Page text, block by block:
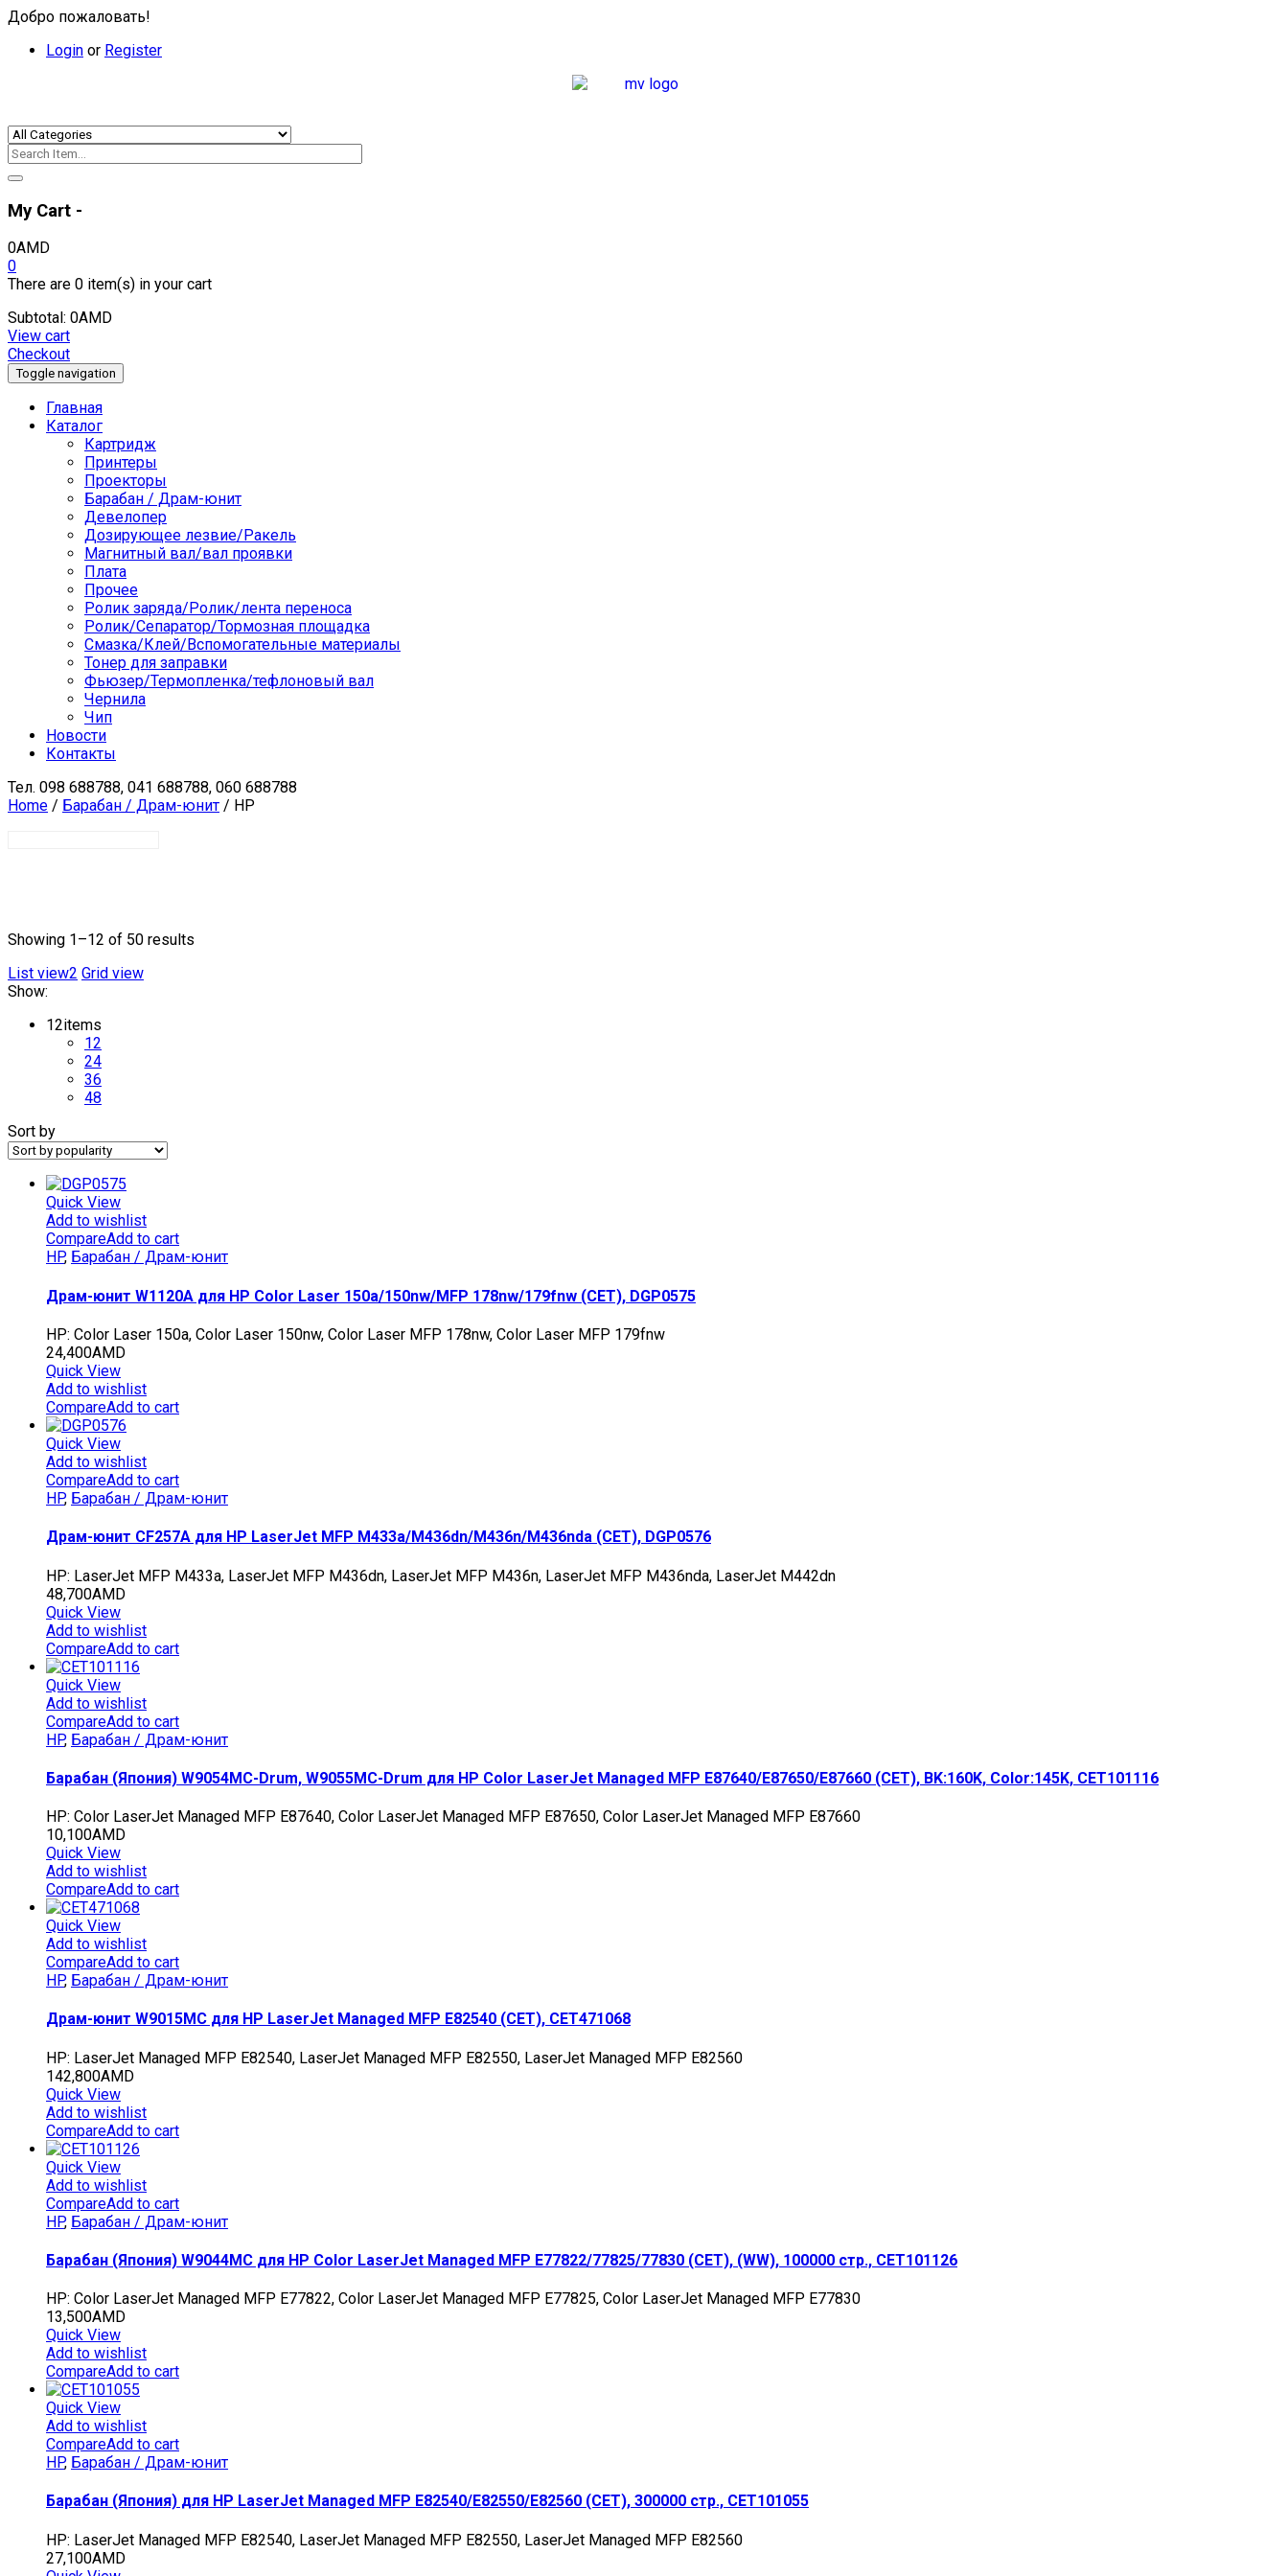
Добро пожаловать!
Login or Register
My Cart -
0AMD
0
There are 0 item(s) in your cart
Subtotal: 0AMD
View cart
Checkout
Toggle navigation
Главная
Каталог
Картридж
Принтеры
Проекторы
Барабан / Драм-юнит
Девелопер
Дозирующее лезвие/Ракель
Магнитный вал/вал проявки
Плата
Прочее
Ролик заряда/Ролик/лента переноса
Ролик/Сепаратор/Тормозная площадка
Смазка/Клей/Вспомогательные материалы
Тонер для заправки
Фьюзер/Термопленка/тефлоновый вал
Чернила
Чип
Новости
Контакты
Тел. 098 688788, 041 688788, 060 688788
Home / Барабан / Драм-юнит / HP
Showing 1–12 of 50 results
List view2 Grid view
Show:
12items
12
24
36
48
Sort by
Quick View
Add to wishlist
CompareAdd to cart
HP, Барабан / Драм-юнит
Драм-юнит W1120A для HP Color Laser 150a/150nw/MFP 178nw/179fnw (CET), DGP0575
HP: Color Laser 150a, Color Laser 150nw, Color Laser MFP 178nw, Color Laser MFP 179fnw
24,400AMD
Quick View
Add to wishlist
CompareAdd to cart
Quick View
Add to wishlist
CompareAdd to cart
HP, Барабан / Драм-юнит
Драм-юнит CF257A для HP LaserJet MFP M433a/M436dn/M436n/M436nda (CET), DGP0576
HP: LaserJet MFP M433a, LaserJet MFP M436dn, LaserJet MFP M436n, LaserJet MFP M436nda, LaserJet M442dn
48,700AMD
Quick View
Add to wishlist
CompareAdd to cart
Quick View
Add to wishlist
CompareAdd to cart
HP, Барабан / Драм-юнит
Барабан (Япония) W9054MC-Drum, W9055MC-Drum для HP Color LaserJet Managed MFP E87640/E87650/E87660 (CET), BK:160K, Color:145K, CET101116
HP: Color LaserJet Managed MFP E87640, Color LaserJet Managed MFP E87650, Color LaserJet Managed MFP E87660
10,100AMD
Quick View
Add to wishlist
CompareAdd to cart
Quick View
Add to wishlist
CompareAdd to cart
HP, Барабан / Драм-юнит
Драм-юнит W9015MC для HP LaserJet Managed MFP E82540 (CET), CET471068
HP: LaserJet Managed MFP E82540, LaserJet Managed MFP E82550, LaserJet Managed MFP E82560
142,800AMD
Quick View
Add to wishlist
CompareAdd to cart
Quick View
Add to wishlist
CompareAdd to cart
HP, Барабан / Драм-юнит
Барабан (Япония) W9044MC для HP Color LaserJet Managed MFP E77822/77825/77830 (CET), (WW), 100000 стр., CET101126
HP: Color LaserJet Managed MFP E77822, Color LaserJet Managed MFP E77825, Color LaserJet Managed MFP E77830
13,500AMD
Quick View
Add to wishlist
CompareAdd to cart
Quick View
Add to wishlist
CompareAdd to cart
HP, Барабан / Драм-юнит
Барабан (Япония) для HP LaserJet Managed MFP E82540/E82550/E82560 (CET), 300000 стр., CET101055
HP: LaserJet Managed MFP E82540, LaserJet Managed MFP E82550, LaserJet Managed MFP E82560
27,100AMD